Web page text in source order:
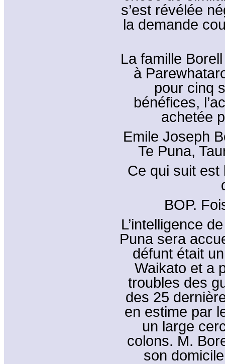
s’est révélée
la demande
La famille
à
pour cinq
bénéfices,
achetée
Emile Joseph
Te Puna,
Ce qui suit est
BOP.
L’intelligence
Puna sera
défunt était
Waikato et a
troubles des
des 25
en estime par
un large
colons. M.
son